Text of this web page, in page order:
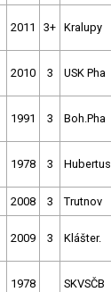
2011 3+ Kralupy
2010 3 USK Pha
1991 3 Boh.Pha
1978 3 Hubertus
2008 3 Trutnov
2009 3 Klášter.
1978 SKVSČB